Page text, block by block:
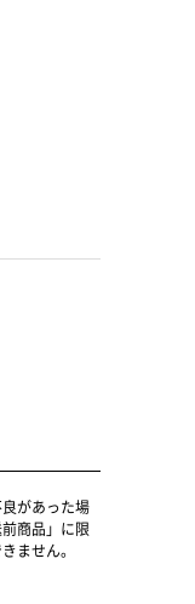
があった場
商品」に限
ません。